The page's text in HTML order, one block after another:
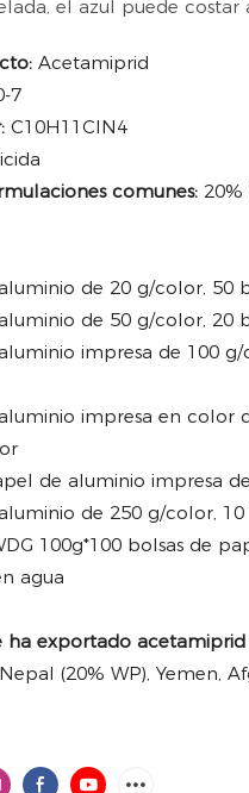
el azul puede costar
Acetamiprid
7
C10H11ClN4
comunes: 20%
de 20 g/color, 50
de 50 g/color, 20
impresa de 100 g/
impresa en color
de aluminio impresa
de 250 g/color, 10
100g*100 bolsas de
agua
ha exportado
(20% WP), Yemen,